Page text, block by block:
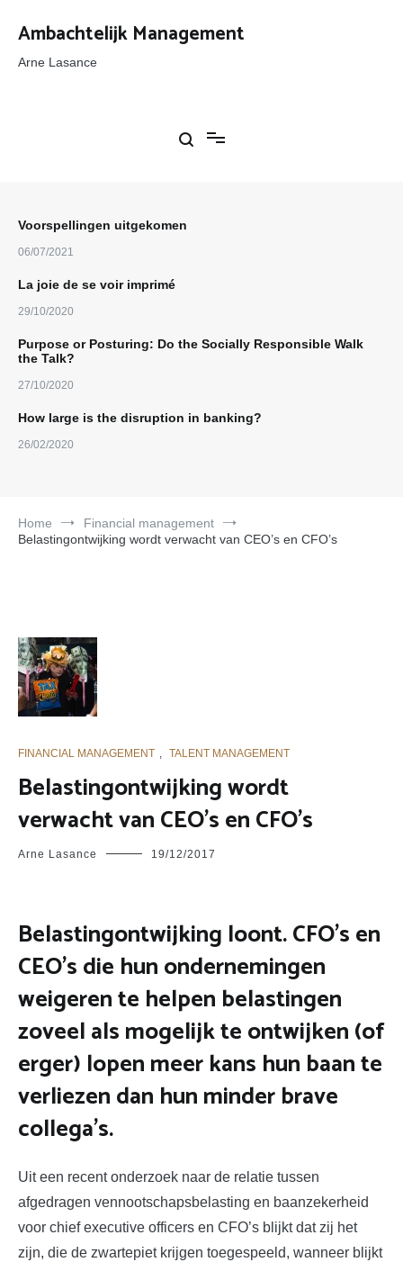
naar
inhoud
Ambachtelijk Management
Arne Lasance
Voorspellingen uitgekomen
06/07/2021
La joie de se voir imprimé
29/10/2020
Purpose or Posturing: Do the Socially Responsible Walk
the Talk?
27/10/2020
How large is the disruption in banking?
26/02/2020
Home
Financial management
Belastingontwijking wordt verwacht van CEO’s en CFO’s
FINANCIAL MANAGEMENT , TALENT MANAGEMENT
Belastingontwijking wordt
verwacht van CEO’s en CFO’s
Arne Lasance 19/12/2017
Belastingontwijking loont. CFO’s en
CEO’s die hun ondernemingen
weigeren te helpen belastingen
zoveel als mogelijk te ontwijken (of
erger) lopen meer kans hun baan te
verliezen dan hun minder brave
collega’s.
Uit een recent onderzoek naar de relatie tussen
afgedragen vennootschapsbelasting en baanzekerheid
voor chief executive officers en CFO’s blijkt dat zij het
zijn, die de zwartepiet krijgen toegespeeld, wanneer blijkt